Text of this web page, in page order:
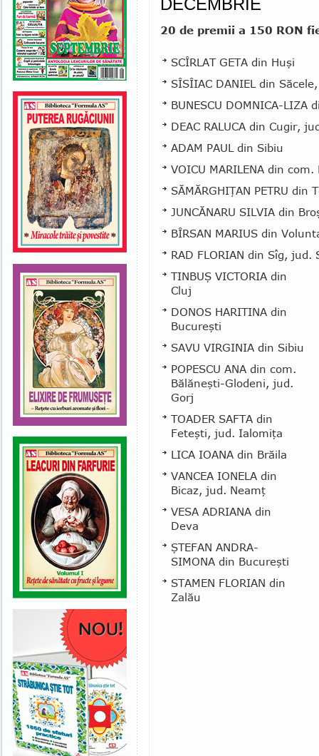
DECEMBRIE
20 de premii a 150 RON
SCÎRLAT GETA din Huşi
SÎSÎIAC DANIEL din
BUNESCU DOMNICA-LIZA
DEAC RALUCA din Cugir,
ADAM PAUL din Sibiu
VOICU MARILENA din
SĂMĂRGHIŢAN PETRU din
JUNCĂNARU SILVIA din
BÎRSAN MARIUS din
RAD FLORIAN din Sîg, jud.
TINBUŞ VICTORIA din
Cluj
DONOS HARITINA din
Bucureşti
SAVU VIRGINIA din Sibiu
POPESCU ANA din com.
Bălăneşti-Glodeni, jud.
Gorj
TOADER SAFTA din
Feteşti, jud. Ialomiţa
LICA IOANA din Brăila
VANCEA IONELA din
Bicaz, jud. Neamţ
VESA ADRIANA din
Deva
ŞTEFAN ANDRA-
SIMONA din Bucureşti
STAMEN FLORIAN din
Zalău